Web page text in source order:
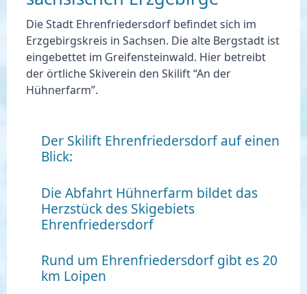
Die Stadt Ehrenfriedersdorf befindet sich im
Erzgebirgskreis in Sachsen. Die alte Bergstadt ist
eingebettet im Greifensteinwald. Hier betreibt
der örtliche Skiverein den Skilift “An der
Hühnerfarm”.
Der Skilift Ehrenfriedersdorf auf einen
Blick:
Die Abfahrt Hühnerfarm bildet das
Herzstück des Skigebiets
Ehrenfriedersdorf
Rund um Ehrenfriedersdorf gibt es 20
km Loipen